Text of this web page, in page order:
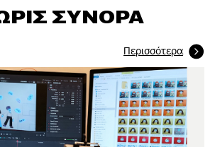
ΣΥΝΟΡΑ
Περισσότερα